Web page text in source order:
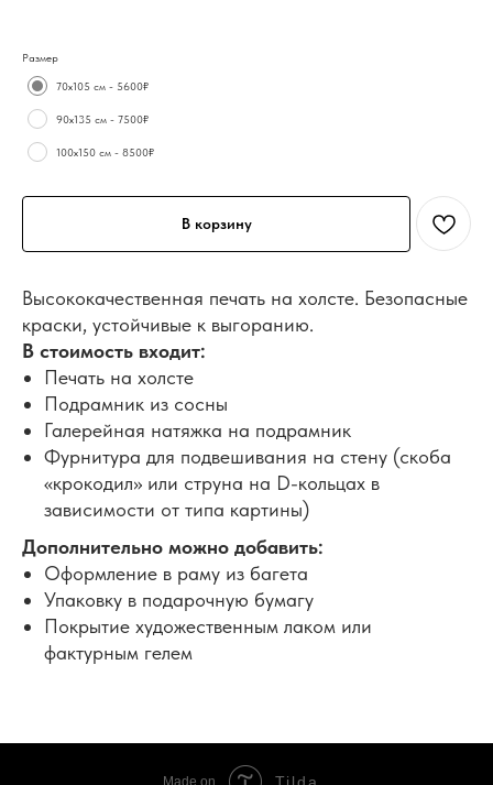
Размер
70х105 см - 5600₽
90х135 см - 7500₽
100х150 см - 8500₽
В корзину
Высококачественная печать на холсте. Безопасные
краски, устойчивые к выгоранию.
В стоимость входит:
Печать на холсте
Подрамник из сосны
Галерейная натяжка на подрамник
Фурнитура для подвешивания на стену (скоба
«крокодил» или струна на D-кольцах в
зависимости от типа картины)
Дополнительно можно добавить:
Оформление в раму из багета
Упаковку в подарочную бумагу
Покрытие художественным лаком или
фактурным гелем